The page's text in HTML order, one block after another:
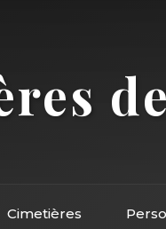
Cimetières